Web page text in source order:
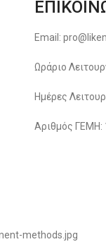
Email:
Ωράριο
Ημέρες
Αριθμός ΓΕΜΗ: